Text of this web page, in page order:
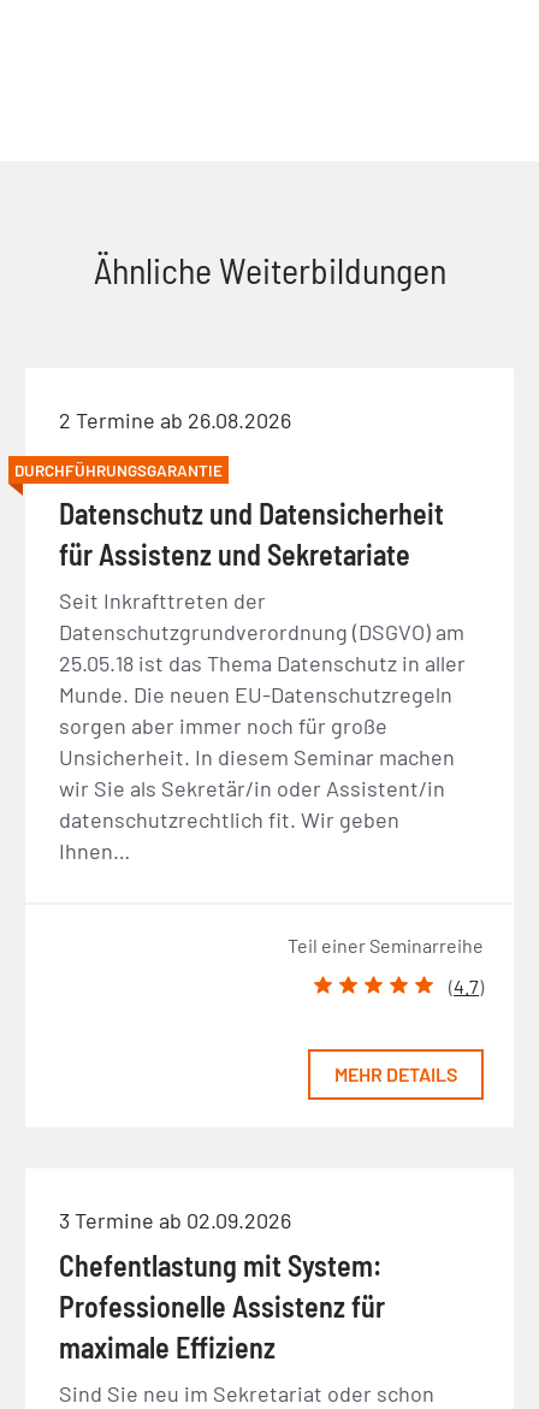
Ähnliche Weiterbildungen
2 Termine ab 26.08.2026
DURCHFÜHRUNGSGARANTIE
Datenschutz und Datensicherheit
für Assistenz und Sekretariate
Seit Inkrafttreten der
Datenschutzgrundverordnung (DSGVO) am
25.05.18 ist das Thema Datenschutz in aller
Munde. Die neuen EU-Datenschutzregeln
sorgen aber immer noch für große
Unsicherheit. In diesem Seminar machen
wir Sie als Sekretär/in oder Assistent/in
datenschutzrechtlich fit. Wir geben
Ihnen…
Teil einer Seminarreihe
(4.7)
MEHR DETAILS
3 Termine ab 02.09.2026
Chefentlastung mit System:
Professionelle Assistenz für
maximale Effizienz
Sind Sie neu im Sekretariat oder schon